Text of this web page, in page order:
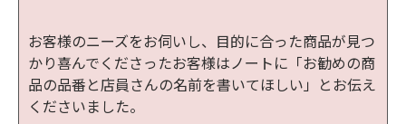
お客様のニーズをお伺いし、目的に合った商品が見つ
かり喜んでくださったお客様はノートに「お勧めの商
品の品番と店員さんの名前を書いてほしい」とお伝え
くださいました。